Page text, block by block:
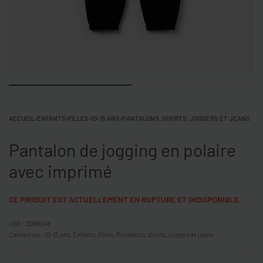
ACCUEIL ›ENFANTS›FILLES›10-15 ANS›PANTALONS, SHORTS, JOGGERS ET JEANS
Pantalon de jogging en polaire
avec imprimé
CE PRODUIT EST ACTUELLEMENT EN RUPTURE ET INDISPONIBLE.
2098248
Catégories :
10-15 ans Enfants Filles Pantalons, shorts, joggers et jeans